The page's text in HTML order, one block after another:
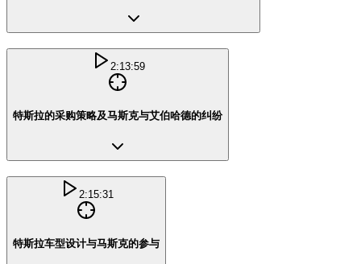
2:13:59
特斯拉的采购策略及马斯克与艾伯哈德的纠纷
2:15:31
特斯拉车型设计与马斯克的参与